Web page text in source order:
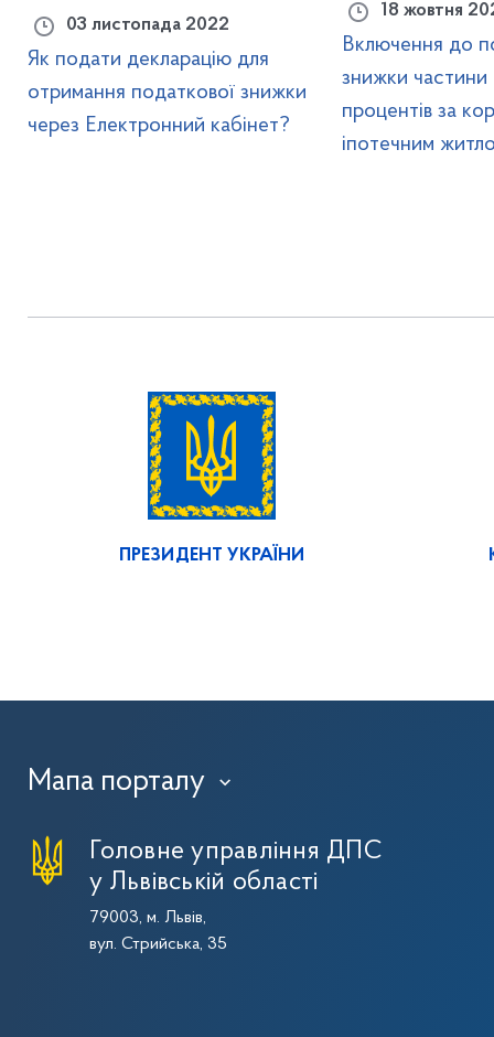
03 листопада 2022
Як подати декларацію для
отримання податкової знижки
через Електронний кабінет?
18 жовтня
Включення до
знижки частини
процентів за
іпотечним
ПРЕЗИДЕНТ УКРАЇНИ
Мапа порталу ›
Головне управління ДПС
у Львівській області
79003, м. Львів,
вул. Стрийська, 35